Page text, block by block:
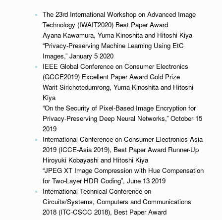
The 23rd International Workshop on Advanced Image
Technology (IWAIT2020) Best Paper Award
Ayana Kawamura, Yuma Kinoshita and Hitoshi Kiya
“Privacy-Preserving Machine Learning Using EtC
Images,” January 5 2020
IEEE Global Conference on Consumer Electronics
(GCCE2019) Excellent Paper Award Gold Prize
Warit Sirichotedumrong, Yuma Kinoshita and Hitoshi
Kiya
“On the Security of Pixel-Based Image Encryption for
Privacy-Preserving Deep Neural Networks,” October 15
2019
International Conference on Consumer Electronics Asia
2019 (ICCE-Asia 2019), Best Paper Award Runner-Up
Hiroyuki Kobayashi and Hitoshi Kiya
“JPEG XT Image Compression with Hue Compensation
for Two-Layer HDR Coding”, June 13 2019
International Technical Conference on
Circuits/Systems, Computers and Communications
2018 (ITC-CSCC 2018), Best Paper Award